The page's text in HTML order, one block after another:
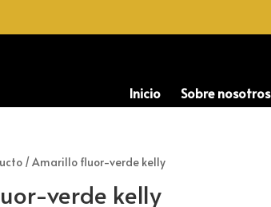
Inicio Sobre nosotros
/ Amarillo fluor-verde kelly
verde kelly